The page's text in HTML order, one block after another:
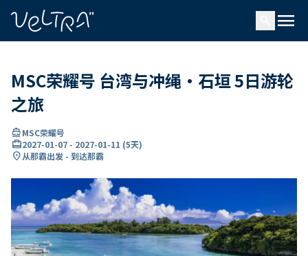
menu
MSC荣耀号 台湾与冲绳·石垣 5日游轮
之旅
directions_boatMSC荣耀号
card_travel2027-01-07 - 2027-01-11 (5天)
location_on从那霸出发 - 到达那霸